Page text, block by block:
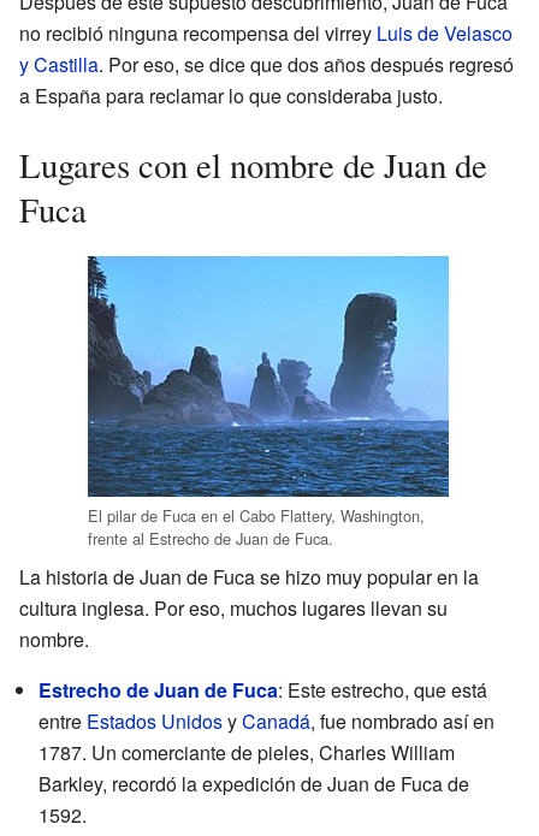
no recibió ninguna recompensa del virrey Luis de Velasco
y Castilla. Por eso, se dice que dos años después regresó
a España para reclamar lo que consideraba justo.
Lugares con el nombre de Juan de
Fuca
El pilar de Fuca en el Cabo Flattery, Washington,
frente al Estrecho de Juan de Fuca.
La historia de Juan de Fuca se hizo muy popular en la
cultura inglesa. Por eso, muchos lugares llevan su
nombre.
Estrecho de Juan de Fuca: Este estrecho, que está
entre Estados UnidosyCanadá, fue nombrado así en
1787. Un comerciante de pieles, Charles William
Barkley, recordó la expedición de Juan de Fuca de
1592.